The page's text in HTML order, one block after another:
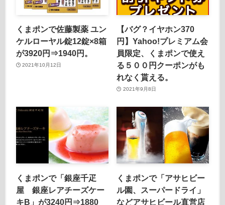
くまポンで佐藤製薬 ユン
ケルローヤル錠12錠×8箱
が3920円⇒1940円。
2021年10月12日
【バグ？イヤホン370
円】Yahoo!プレミアム会
員限定、くまポンで使え
る５００円クーポンがも
れなく貰える。
2021年9月8日
くまポンで「銀座千疋
屋 銀座レアチーズケー
キB」が3240円⇒1880
くまポンで「アサヒビー
ル園、スーパードライ」
などアサヒビール直営店